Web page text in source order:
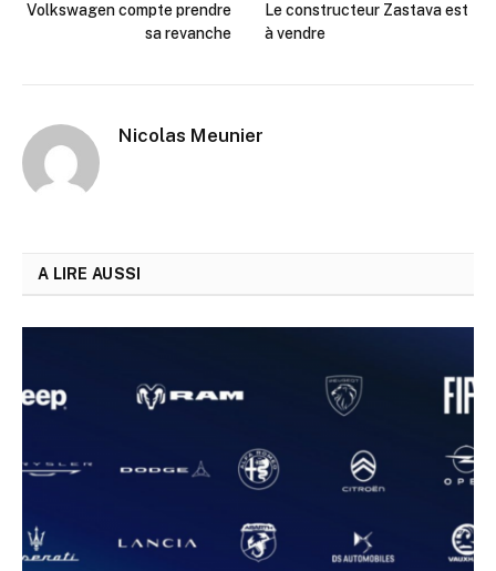
Volkswagen compte prendre
sa revanche
Le constructeur Zastava est
à vendre
Nicolas Meunier
A LIRE AUSSI